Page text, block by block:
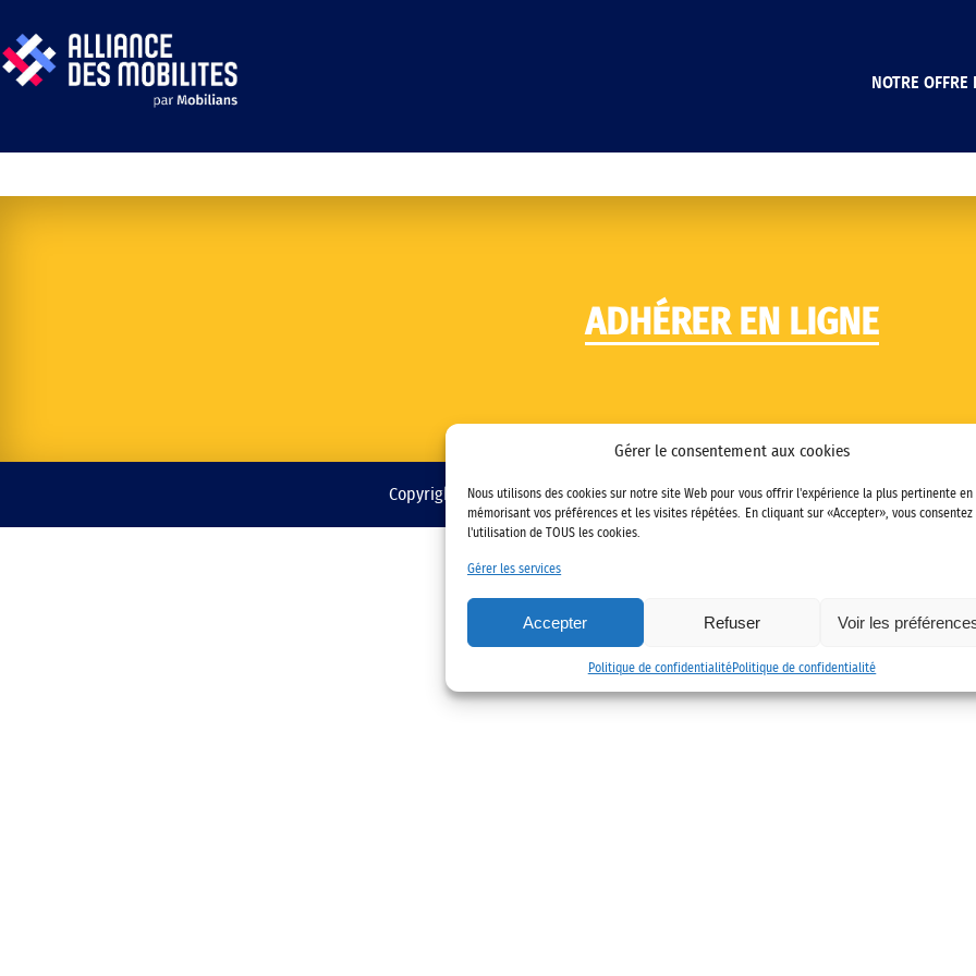
Gérer le consentement aux cookies
Nous utilisons des cookies sur notre site Web pour vous offrir l'expérience la plus pertinente en
mémorisant vos préférences et les visites répétées. En cliquant sur «Accepter», vous consentez
l'utilisation de TOUS les cookies.
Gérer les services
Accepter Refuser Voir les
Politique de confidentialitéPolitique de confidentialité
NOTRE OFFRE
ADHÉRER EN LIGNE
Copyright © 2022 Alliance des mobilités Mentions légales Politique de